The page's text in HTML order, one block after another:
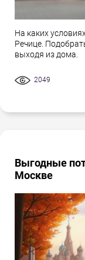
На каких
Речице.
выходя из дома.
2049
Выгодные
Москве